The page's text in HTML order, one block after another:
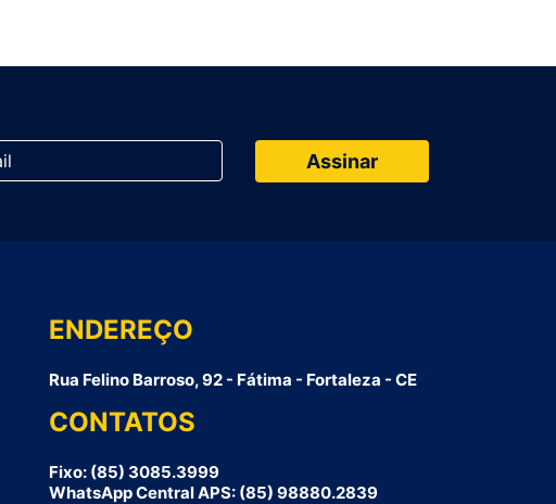
ENDEREÇO
Rua Felino Barroso, 92 - Fátima - Fortaleza - CE
CONTATOS
Fixo: (85) 3085.3999
WhatsApp Central APS: (85) 98880.2839